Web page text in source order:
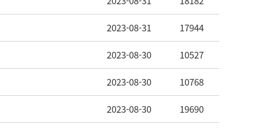
2023-08-31 17944
2023-08-30 10527
2023-08-30 10768
2023-08-30 19690